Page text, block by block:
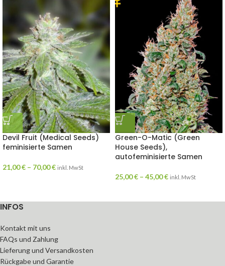
Devil Fruit (Medical Seeds)
feminisierte Samen
21,00€ – 70,00€ inkl. MwSt
Green-O-Matic (Green
House Seeds),
autofeminisierte Samen
25,00€ – 45,00€ inkl. MwSt
INFOS
Kontakt mit uns
FAQs und Zahlung
Lieferung und Versandkosten
Rückgabe und Garantie